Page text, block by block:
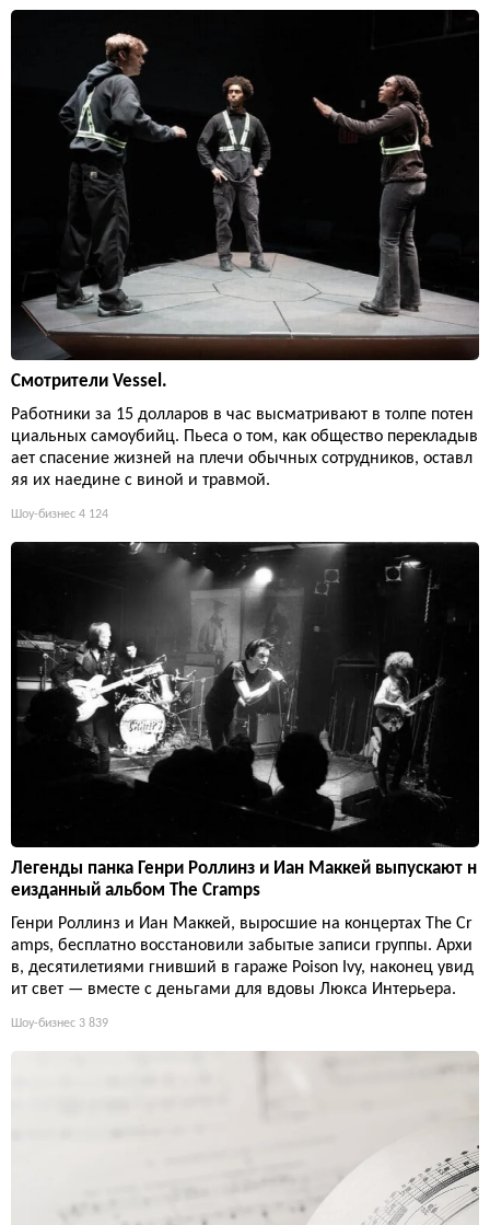
Смотрители Vessel.
Работники за 15 долларов в час высматривают в толпе потен
циальных самоубийц. Пьеса о том, как общество перекладыв
ает спасение жизней на плечи обычных сотрудников, оставл
яя их наедине с виной и травмой.
Шоу-бизнес 4 124
Легенды панка Генри Роллинз и Иан Маккей выпускают н
еизданный альбом The Cramps
Генри Роллинз и Иан Маккей, выросшие на концертах The Cr
amps, бесплатно восстановили забытые записи группы. Архи
в, десятилетиями гнивший в гараже Poison Ivy, наконец увид
ит свет — вместе с деньгами для вдовы Люкса Интерьера.
Шоу-бизнес 3 839